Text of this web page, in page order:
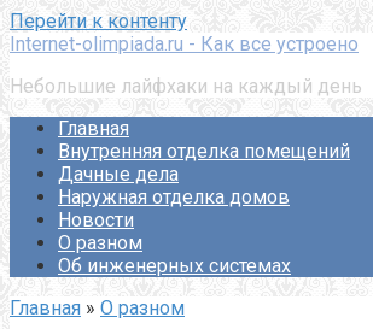
Перейти к контенту
Internet-olimpiada.ru - Как все устроено
Небольшие лайфхаки на каждый день
Главная
Внутренняя отделка помещений
Дачные дела
Наружная отделка домов
Новости
О разном
Об инженерных системах
Главная » О разном